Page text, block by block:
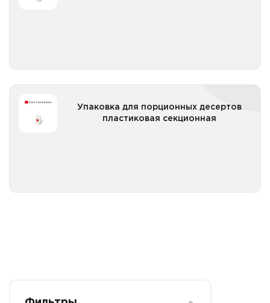
Упаковка для порционных десертов
пластиковая секционная
Упаковка для порционных десертов пластиковая
секционная